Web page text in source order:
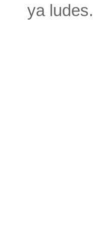
ya ludes.